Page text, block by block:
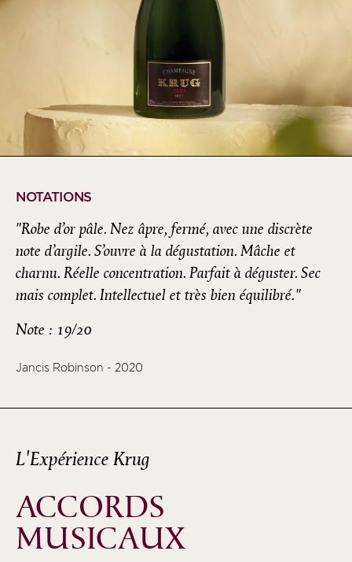
NOTATIONS
"Robe d’or pâle. Nez âpre, fermé, avec une discrète
note d’argile. S’ouvre à la dégustation. Mâche et
charnu. Réelle concentration. Parfait à déguster. Sec
mais complet. Intellectuel et très bien équilibré."
Note : 19/20
Jancis Robinson - 2020
L'Expérience Krug
ACCORDS
MUSICAUX